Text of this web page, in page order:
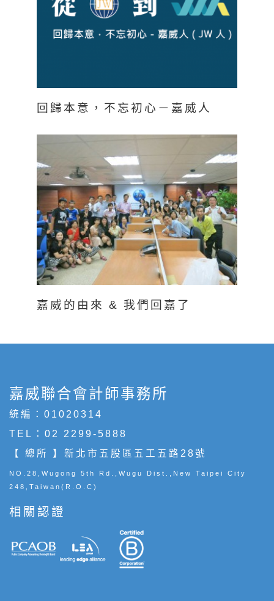
回歸本意，不忘初心－嘉威人
嘉威的由來 & 我們回嘉了
嘉威聯合會計師事務所
統編：01020314
TEL： 02 2299-5888
【 總所 】新北市五股區五工五路28號
NO.28,Wugong 5th Rd.,Wugu Dist.,New Taipei City
248,Taiwan(R.O.C)
相關認證